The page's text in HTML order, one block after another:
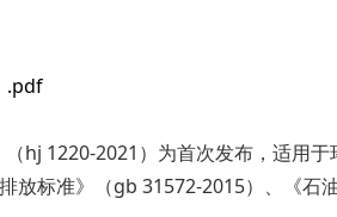
.pdf
hj 1220-2021）为首次发布，适用
放标准》（gb 31572-2015）、《